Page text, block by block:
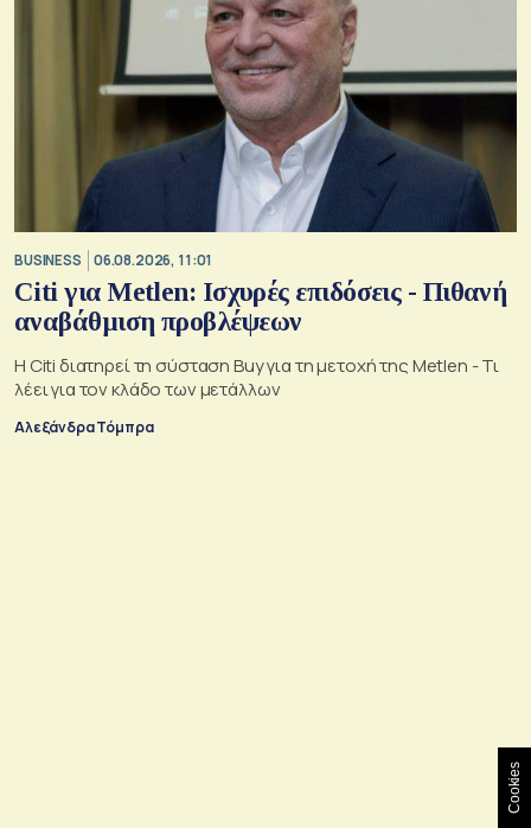
BUSINESS 06.08.2026, 11:01
Citi για Metlen: Ισχυρές επιδόσεις - Πιθανή
αναβάθμιση προβλέψεων
Η Citi διατηρεί τη σύσταση Buy για τη μετοχή της Metlen - Τι
λέει για τον κλάδο των μετάλλων
Αλεξάνδρα Τόμπρα
Cookies